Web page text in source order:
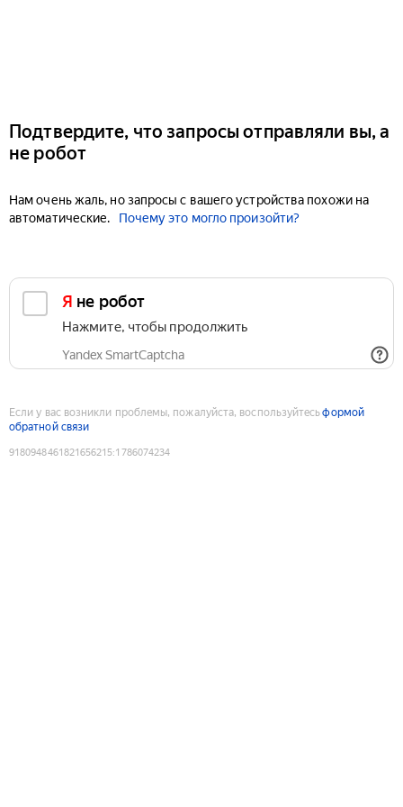
Подтвердите, что запросы отправляли вы, а
не робот
Нам очень жаль, но запросы с вашего устройства похожи на
автоматические.
Почему это могло произойти?
Я не робот
Нажмите, чтобы продолжить
Yandex SmartCaptcha
Если у вас возникли проблемы, пожалуйста, воспользуйтесьформой
обратной связи
9180948461821656215:1786074234